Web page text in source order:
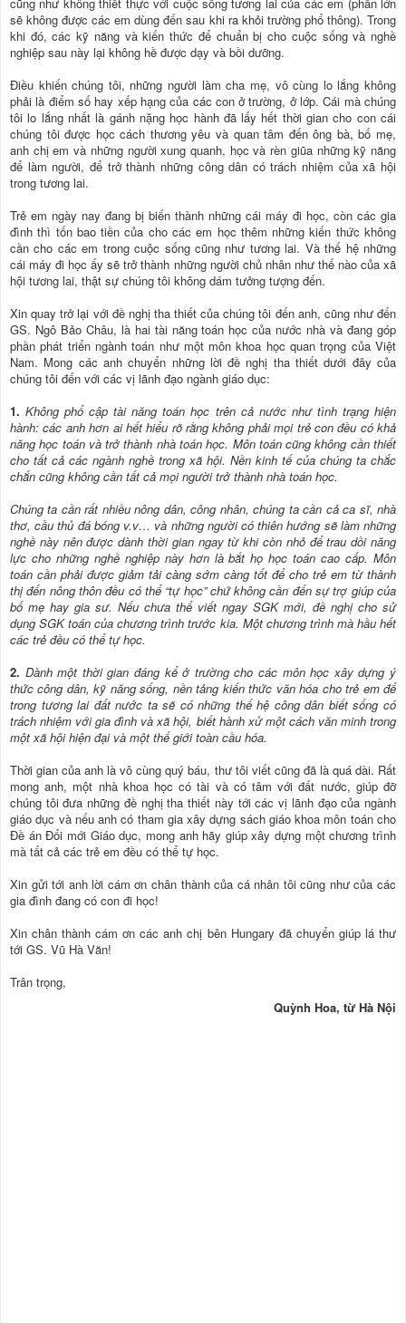
sẽ không được các em dùng đến sau khi ra khỏi trường phổ thông). Trong
khi đó, các kỹ năng và kiến thức để chuẩn bị cho cuộc sống và nghề
nghiệp sau này lại không hề được dạy và bồi dưỡng.
Điều khiến chúng tôi, những người làm cha mẹ, vô cùng lo lắng không
phải là điểm số hay xếp hạng của các con ở trường, ở lớp. Cái mà chúng
tôi lo lắng nhất là gánh nặng học hành đã lấy hết thời gian cho con cái
chúng tôi được học cách thương yêu và quan tâm đến ông bà, bố mẹ,
anh chị em và những người xung quanh, học và rèn giũa những kỹ năng
để làm người, để trở thành những công dân có trách nhiệm của xã hội
trong tương lai.
Trẻ em ngày nay đang bị biến thành những cái máy đi học, còn các gia
đình thì tốn bao tiền của cho các em học thêm những kiến thức không
cần cho các em trong cuộc sống cũng như tương lai. Và thế hệ những
cái máy đi học ấy sẽ trở thành những người chủ nhân như thế nào của xã
hội tương lai, thật sự chúng tôi không dám tưởng tượng đến.
Xin quay trở lại với đề nghị tha thiết của chúng tôi đến anh, cũng như đến
GS. Ngô Bảo Châu, là hai tài năng toán học của nước nhà và đang góp
phần phát triển ngành toán như một môn khoa học quan trọng của Việt
Nam. Mong các anh chuyển những lời đề nghị tha thiết dưới đây của
chúng tôi đến với các vị lãnh đạo ngành giáo dục:
1. Không phổ cập tài năng toán học trên cả nước như tình trạng hiện
hành: các anh hơn ai hết hiểu rõ rằng không phải mọi trẻ con đều có khả
năng học toán và trở thành nhà toán học. Môn toán cũng không cần thiết
cho tất cả các ngành nghề trong xã hội. Nền kinh tế của chúng ta chắc
chắn cũng không cần tất cả mọi người trở thành nhà toán học.
Chúng ta cần rất nhiều nông dân, công nhân, chúng ta cần cả ca sĩ, nhà
thơ, cầu thủ đá bóng v.v… và những người có thiên hướng sẽ làm những
nghề này nên được dành thời gian ngay từ khi còn nhỏ để trau dồi năng
lực cho những nghề nghiệp này hơn là bắt họ học toán cao cấp. Môn
toán cần phải được giảm tải càng sớm càng tốt để cho trẻ em từ thành
thị đến nông thôn đều có thể “tự học” chứ không cần đến sự trợ giúp của
bố mẹ hay gia sư. Nếu chưa thể viết ngay SGK mới, đề nghị cho sử
dụng SGK toán của chương trình trước kia. Một chương trình mà hầu hết
các trẻ đều có thể tự học.
2. Dành một thời gian đáng kể ở trường cho các môn học xây dựng ý
thức công dân, kỹ năng sống, nền tảng kiến thức văn hóa cho trẻ em để
trong tương lai đất nước ta sẽ có những thế hệ công dân biết sống có
trách nhiệm với gia đình và xã hội, biết hành xử một cách văn minh trong
một xã hội hiện đại và một thế giới toàn cầu hóa.
Thời gian của anh là vô cùng quý báu, thư tôi viết cũng đã là quá dài. Rất
mong anh, một nhà khoa học có tài và có tâm với đất nước, giúp đỡ
chúng tôi đưa những đề nghị tha thiết này tới các vị lãnh đạo của ngành
giáo dục và nếu anh có tham gia xây dựng sách giáo khoa môn toán cho
Đề án Đổi mới Giáo dục, mong anh hãy giúp xây dựng một chương trình
mà tất cả các trẻ em đều có thể tự học.
Xin gửi tới anh lời cám ơn chân thành của cá nhân tôi cũng như của các
gia đình đang có con đi học!
Xin chân thành cám ơn các anh chị bên Hungary đã chuyển giúp lá thư
tới GS. Vũ Hà Văn!
Trân trọng,
Quỳnh Hoa, từ Hà Nội